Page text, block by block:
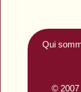
Qui
© 2007